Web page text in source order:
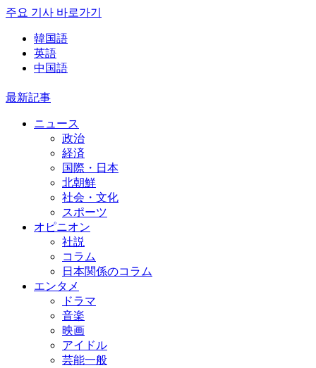
주요 기사 바로가기
韓国語
英語
中国語
最新記事
ニュース
政治
経済
国際・日本
北朝鮮
社会・文化
スポーツ
オピニオン
社説
コラム
日本関係のコラム
エンタメ
ドラマ
音楽
映画
アイドル
芸能一般